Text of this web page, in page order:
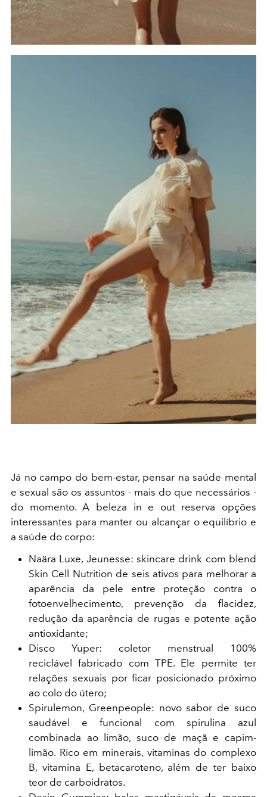
Já no campo do bem-estar, pensar na saúde mental
e sexual são os assuntos - mais do que necessários -
do momento. A beleza in e out reserva opções
interessantes para manter ou alcançar o equilíbrio e
a saúde do corpo:
Naära Luxe, Jeunesse: skincare drink com blend
Skin Cell Nutrition de seis ativos para melhorar a
aparência da pele entre proteção contra o
fotoenvelhecimento, prevenção da flacidez,
redução da aparência de rugas e potente ação
antioxidante;
Disco Yuper: coletor menstrual 100%
reciclável fabricado com TPE. Ele permite ter
relações sexuais por ficar posicionado próximo
ao colo do útero;
Spirulemon, Greenpeople: novo sabor de suco
saudável e funcional com spirulina azul
combinada ao limão, suco de maçã e capim-
limão. Rico em minerais, vitaminas do complexo
B, vitamina E, betacaroteno, além de ter baixo
teor de carboidratos.